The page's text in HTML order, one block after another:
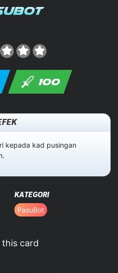
100
kepada kad pusingan
KATEGORI
PasuBot
this card